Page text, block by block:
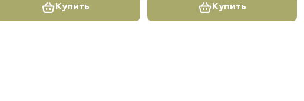
Купить Купить